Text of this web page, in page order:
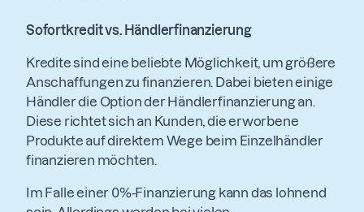
Sofortkredit vs. Händlerfinanzierung
Kredite sind eine beliebte Möglichkeit, um größere
Anschaffungen zu finanzieren. Dabei bieten einige
Händler die Option der Händlerfinanzierung an.
Diese richtet sich an Kunden, die erworbene
Produkte auf direktem Wege beim Einzelhändler
finanzieren möchten.
Im Falle einer 0%-Finanzierung kann das lohnend